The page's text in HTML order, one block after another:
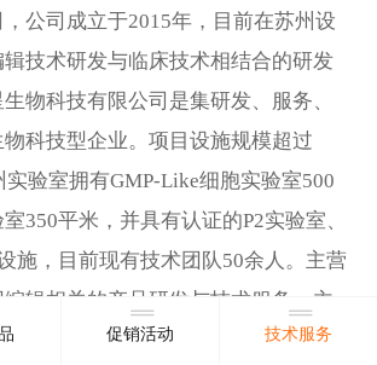
公司成立于2015年，目前在苏州设
技术研发与临床技术相结合的研发
物科技有限公司是集研发、服务、
科技型企业。项目设施规模超过
实验室拥有GMP-Like细胞实验室500
350平米，并具有认证的P2实验室、
施，目前现有技术团队50余人。主营
辑相关的产品研发与技术服务，主
胞基因功能研究、基因诊断的企业
促销活动 技术服务